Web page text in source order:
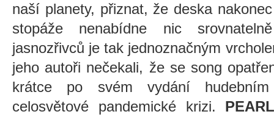
naší planety, přiznat, že deska
stopáže nenabídne nic
jasnozřivců je tak jednoznačným
jeho autoři nečekali, že se song
krátce po svém vydání
celosvětové pandemické krizi.